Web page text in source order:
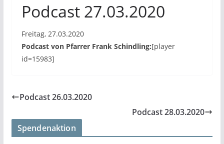
Podcast 27.03.2020
Freitag, 27.03.2020
Podcast von Pfarrer Frank Schindling:[player
id=15983]
Podcast 26.03.2020
Podcast 28.03.2020
Spendenaktion